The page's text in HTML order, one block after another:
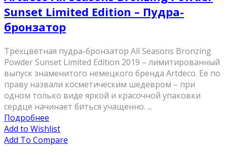
Sunset Limited Edition – Пудра-
бронзатор
Трехцветная пудра-бронзатор All Seasons Bronzing
Powder Sunset Limited Edition 2019 – лимитированный
выпуск знаменитого немецкого бренда Artdeco. Ее по
праву назвали косметическим шедевром – при
одном только виде яркой и красочной упаковки
сердце начинает биться учащенно. ...
Подробнее
Add to Wishlist
Add To Compare